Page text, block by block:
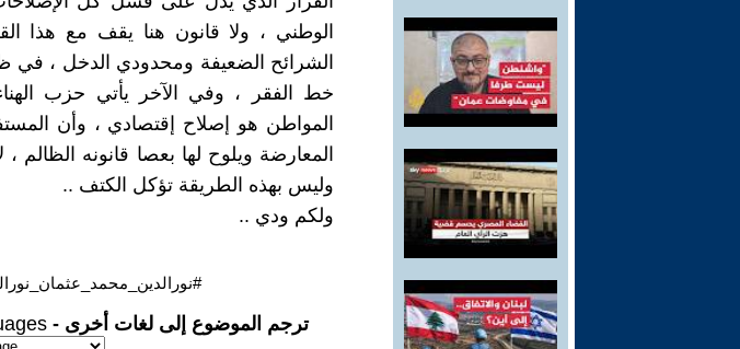
الوطني ، ولا قانون هنا يقف مع هذا
خط الفقر ، وفي الآخر يأتي حزب
المواطن هو إصلاح إقتصادي ، وأن
المعارضة ويلوح لها بعصا قانونه الظالم
وليس بهذه الطريقة تؤكل الكتف ..
ولكم ودي ..
ترجم الموضوع إلى لغات أخرى -